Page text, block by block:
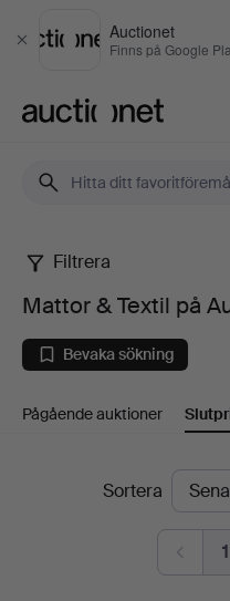
Stäng
Auctionet
Finns på Google
Mattor
Textil
på
Auktionshaus
Filtrera
Mattor & Textil på
Bevaka sökning
Pågående auktioner
SlutpriserSortera
1